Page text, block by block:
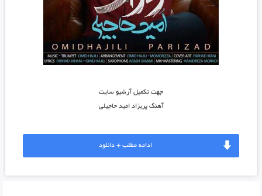
جهت تکمیل آرشیو سایت
آهنگ پریزاد امید حاجیلی
ادامه مطلب + دانلود